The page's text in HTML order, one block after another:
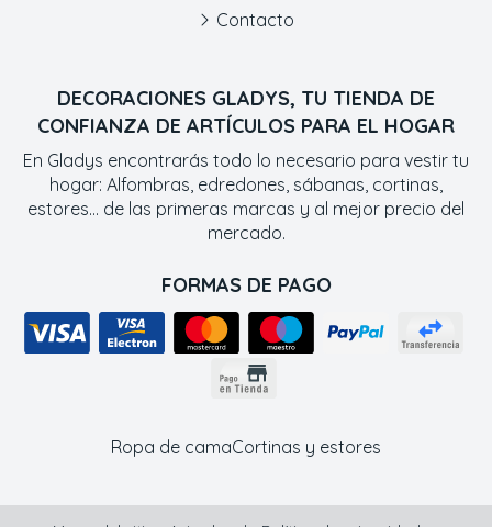
DECORACIONES GLADYS, TU TIENDA DE
CONFIANZA DE ARTÍCULOS PARA EL HOGAR
En Gladys encontrarás todo lo necesario para vestir tu
hogar: Alfombras, edredones, sábanas, cortinas,
estores... de las primeras marcas y al mejor precio del
mercado.
FORMAS DE PAGO
Contacto
Ropa de camaCortinas y estores